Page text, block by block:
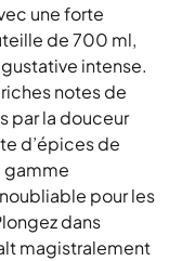
une forte
de 700 ml,
intense.
notes de
par la douceur
d’épices de
gamme
pour les
dans
magistralement